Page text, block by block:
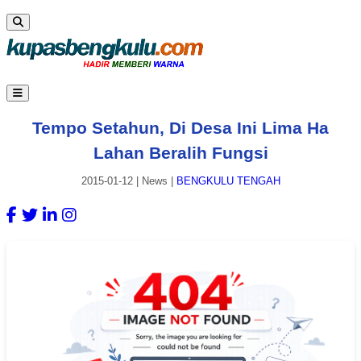
Tempo Setahun, Di Desa Ini Lima Ha
Lahan Beralih Fungsi
2015-01-12| News BENGKULU TENGAH